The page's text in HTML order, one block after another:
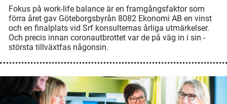
Fokus på work-life balance är en ­framgångsfaktor som
förra året gav ­Göteborgsbyrån 8082 Ekonomi AB en vinst
och en finalplats vid Srf ­konsulternas­ årliga utmärkelser.
Och precis ­innan ­coronautbrottet var de på väg in i sin ­
största tillväxtfas någonsin.